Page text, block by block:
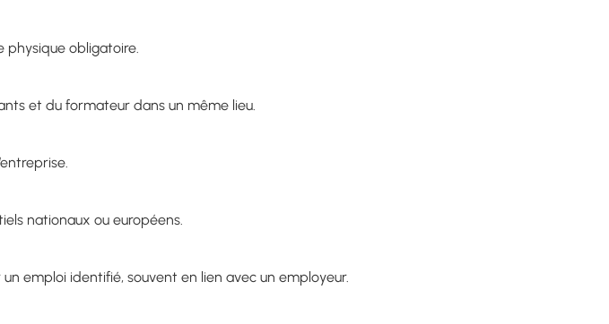
physique obligatoire.
et du formateur dans un même lieu.
nationaux ou européens.
emploi identifié, souvent en lien avec un employeur.